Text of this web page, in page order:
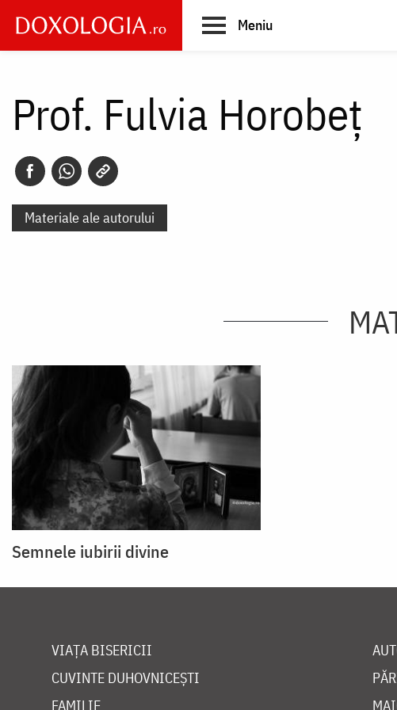
main
Meniu
Prof. Fulvia Horobeţ
Materiale ale autorului
Semnele iubirii divine
VIAȚA BISERICII
CUVINTE DUHOVNICEȘTI
FAMILIE